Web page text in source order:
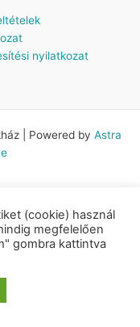
nyilatkozat
| Powered by Astra
(cookie) használ
megfelelően
gombra kattintva